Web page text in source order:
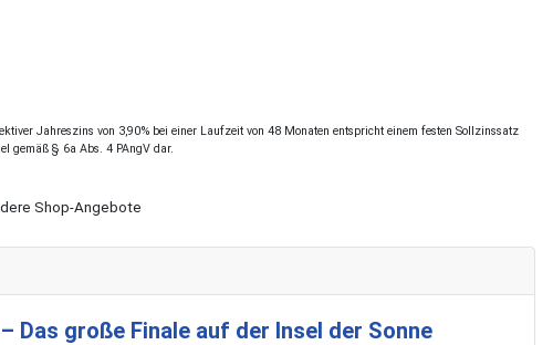
Jahreszins von 3,90% bei einer Laufzeit von 48 Monaten entspricht einem festen Sollzinssatz
gemäß § 6a Abs. 4 PAngV dar.
Shop-Angebote
Das große Finale auf der Insel der Sonne